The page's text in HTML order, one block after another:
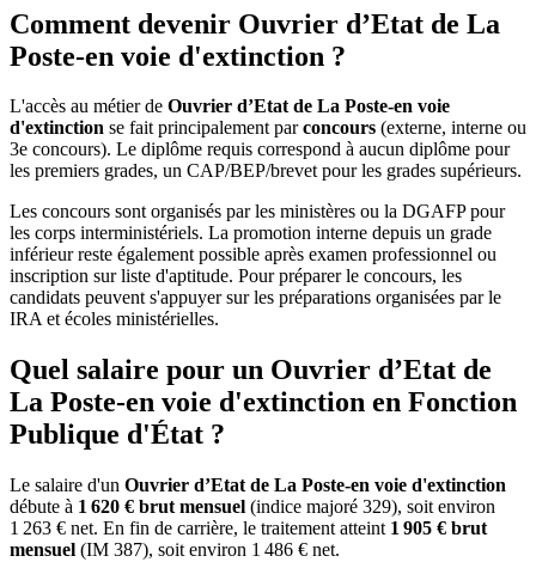
Comment devenir Ouvrier d’Etat de La
Poste-en voie d'extinction ?
L'accès au métier de Ouvrier d’Etat de La Poste-en voie
d'extinction se fait principalement parconcours (externe, interne ou
3e concours). Le diplôme requis correspond à aucun diplôme pour
les premiers grades, un CAP/BEP/brevet pour les grades supérieurs.
Les concours sont organisés par les ministères ou la DGAFP pour
les corps interministériels. La promotion interne depuis un grade
inférieur reste également possible après examen professionnel ou
inscription sur liste d'aptitude. Pour préparer le concours, les
candidats peuvent s'appuyer sur les préparations organisées par le
IRA et écoles ministérielles.
Quel salaire pour un Ouvrier d’Etat de
La Poste-en voie d'extinction en Fonction
Publique d'État ?
Le salaire d'un Ouvrier d’Etat de La Poste-en voie d'extinction
débute à 1 620 € brut mensuel (indice majoré 329), soit environ
1 263 € net. En fin de carrière, le traitement atteint 1 905 € brut
mensuel (IM 387), soit environ 1 486 € net.